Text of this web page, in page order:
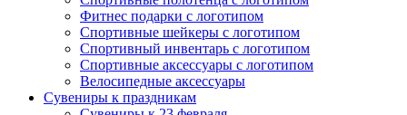
Фитнес подарки с логотипом
Спортивные шейкеры с логотипом
Спортивный инвентарь с логотипом
Спортивные аксессуары с логотипом
Велосипедные аксессуары
Сувениры к праздникам